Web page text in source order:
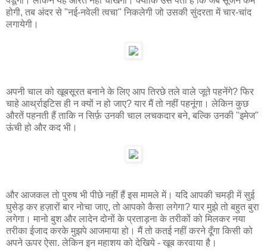
होगी, तब अंदर से "नई-नवेली त्वचा" निकलेगी जो उसकी सुंदरता में चार-चांद
लगायेगी।
अपनी चाल को खूबसूरत बनाने के लिए आप तिरछे तले वाले जूते पहनेंगे? फिर
चाहे आर्थ्राइटिस ही न क्यों न हो जाए? यार मैं तो नहीं पहनूंगा। लेकिन कुछ
औरतें पहनती हैं ताकि न सिर्फ़ उनकी चाल लचकदार बने, बल्कि उनकी "इमेज"
ऊंची हो और कद भी।
और आजकल तो पुरुष भी पीछे नहीं हैं इस मामले में। यदि आपकी चमड़ी में सुई
घुसेड़ कर हज़ारों बार नोचा जाए, तो आपको कैसा लगेगा? यार मुझे तो बहुत बुरा
लगेगा। मानो बुश और लादेन दोनों के प्रताड़ना के तरीकों को मिलकर नया
तरीका ईजाद करके मुझपे आजमाया हो। मैं तो कतई नहीं करने दूँगा किसी को
अपने ऊपर ऐसा. लेकिन इन महाशय को देखिये - खूब करवाया है।